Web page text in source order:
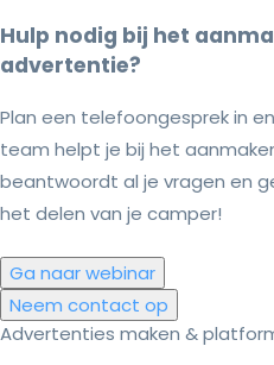
Hulp nodig bij het
advertentie?
Plan een telefoongesprek in
team helpt je bij het
beantwoordt al je vragen en
het delen van je camper!
Ga naar webinar
Neem contact op
Advertenties maken &